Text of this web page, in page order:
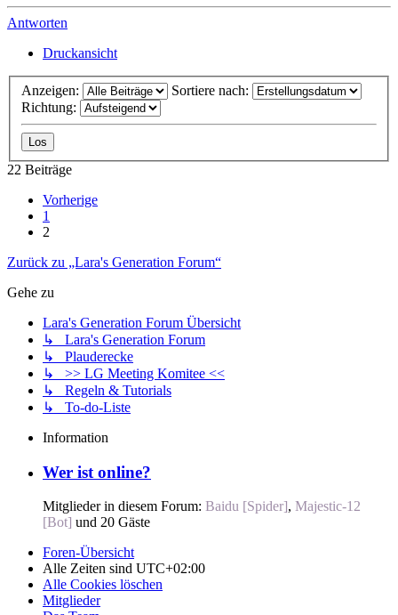
Antworten
Druckansicht
Anzeigen:
Sortiere nach:
Richtung:
22 Beiträge
Vorherige
1
2
Zurück zu „Lara's Generation Forum“
Gehe zu
Lara's Generation Forum Übersicht
↳ Lara's Generation Forum
↳ Plauderecke
↳ >> LG Meeting Komitee <<
↳ Regeln & Tutorials
↳ To-do-Liste
Information
Wer ist online?
Mitglieder in diesem Forum: Baidu [Spider], Majestic-12
[Bot] und 20 Gäste
Foren-Übersicht
Alle Zeiten sind UTC+02:00
Alle Cookies löschen
Mitglieder